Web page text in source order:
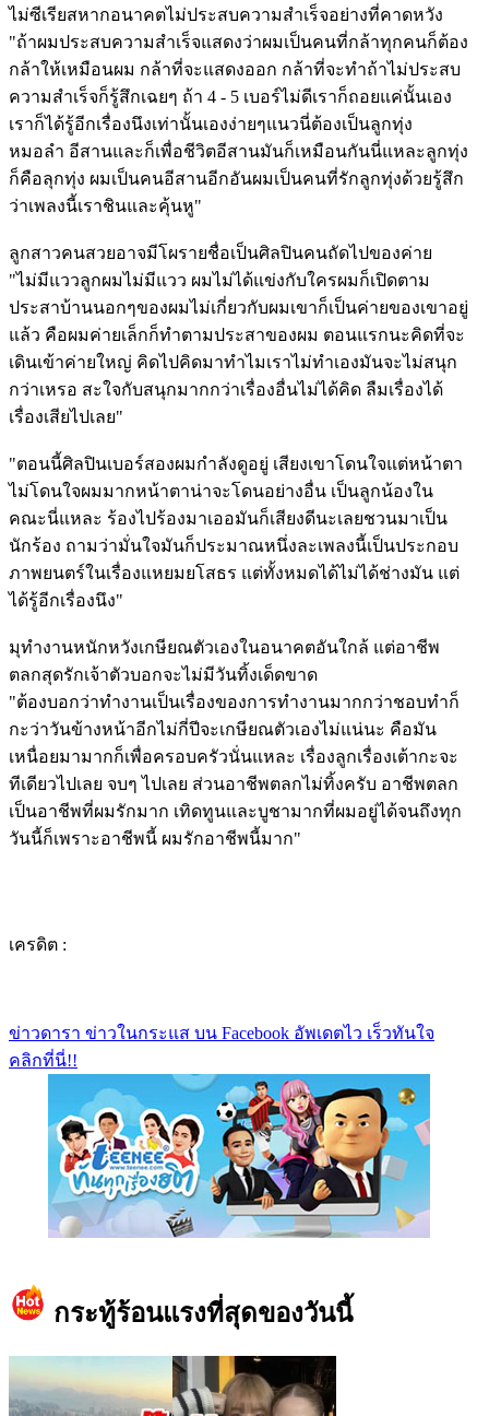
ไม่ซีเรียสหากอนาคตไม่ประสบความสำเร็จอย่างที่คาดหวัง
"ถ้าผมประสบความสำเร็จแสดงว่าผมเป็นคนที่กล้าทุกคนก็ต้อง
กล้าให้เหมือนผม กล้าที่จะแสดงออก กล้าที่จะทำถ้าไม่ประสบ
ความสำเร็จก็รู้สึกเฉยๆ ถ้า 4 - 5 เบอร์ไม่ดีเราก็ถอยแค่นั้นเอง
เราก็ได้รู้อีกเรื่องนึงเท่านั้นเองง่ายๆแนวนี่ต้องเป็นลูกทุ่ง
หมอลำ อีสานและก็เพื่อชีวิตอีสานมันก็เหมือนกันนี่แหละลูกทุ่ง
ก็คือลุกทุ่ง ผมเป็นคนอีสานอีกอันผมเป็นคนที่รักลูกทุ่งด้วยรู้สึก
ว่าเพลงนี้เราชินและคุ้นหู"
ลูกสาวคนสวยอาจมีโผรายชื่อเป็นศิลปินคนถัดไปของค่าย
"ไม่มีแววลูกผมไม่มีแวว ผมไม่ได้แข่งกับใครผมก็เปิดตาม
ประสาบ้านนอกๆของผมไม่เกี่ยวกับผมเขาก็เป็นค่ายของเขาอยู่
แล้ว คือผมค่ายเล็กก็ทำตามประสาของผม ตอนแรกนะคิดที่จะ
เดินเข้าค่ายใหญ่ คิดไปคิดมาทำไมเราไม่ทำเองมันจะไม่สนุก
กว่าเหรอ สะใจกับสนุกมากกว่าเรื่องอื่นไม่ได้คิด ลืมเรื่องได้
เรื่องเสียไปเลย"
"ตอนนี้ศิลปินเบอร์สองผมกำลังดูอยู่ เสียงเขาโดนใจแต่หน้าตา
ไม่โดนใจผมมากหน้าตาน่าจะโดนอย่างอื่น เป็นลูกน้องใน
คณะนี่แหละ ร้องไปร้องมาเออมันก็เสียงดีนะเลยชวนมาเป็น
นักร้อง ถามว่ามั่นใจมันก็ประมาณหนึ่งละเพลงนี้เป็นประกอบ
ภาพยนตร์ในเรื่องแหยมยโสธร แต่ทั้งหมดได้ไม่ได้ช่างมัน แต่
ได้รู้อีกเรื่องนึง"
มุทำงานหนักหวังเกษียณตัวเองในอนาคตอันใกล้ แต่อาชีพ
ตลกสุดรักเจ้าตัวบอกจะไม่มีวันทิ้งเด็ดขาด
"ต้องบอกว่าทำงานเป็นเรื่องของการทำงานมากกว่าชอบทำก็
กะว่าวันข้างหน้าอีกไม่กี่ปีจะเกษียณตัวเองไม่แน่นะ คือมัน
เหนื่อยมามากก็เพื่อครอบครัวนั่นแหละ เรื่องลูกเรื่องเต้ากะจะ
ทีเดียวไปเลย จบๆ ไปเลย ส่วนอาชีพตลกไม่ทิ้งครับ อาชีพตลก
เป็นอาชีพที่ผมรักมาก เทิดทูนและบูชามากที่ผมอยู่ได้จนถึงทุก
วันนี้ก็เพราะอาชีพนี้ ผมรักอาชีพนี้มาก"
เครดิต :
ข่าวดารา ข่าวในกระแส บน Facebook อัพเดตไว เร็วทันใจ
คลิกที่นี่!!
กระทู้ร้อนแรงที่สุดของวันนี้